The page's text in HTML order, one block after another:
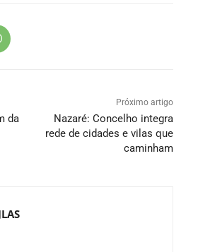
da
Próximo artigo
Nazaré: Concelho integra
rede de cidades e vilas que
caminham